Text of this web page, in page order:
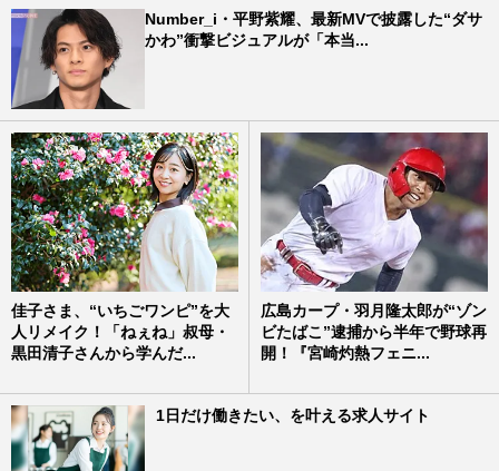
Number_i・平野紫耀、最新MVで披露した“ダサ
かわ”衝撃ビジュアルが「本当...
佳子さま、“いちごワンピ”を大
人リメイク！「ねぇね」叔母・
黒田清子さんから学んだ...
広島カープ・羽月隆太郎が“ゾン
ビたばこ”逮捕から半年で野球再
開！『宮崎灼熱フェニ...
1日だけ働きたい、を叶える求人サイト